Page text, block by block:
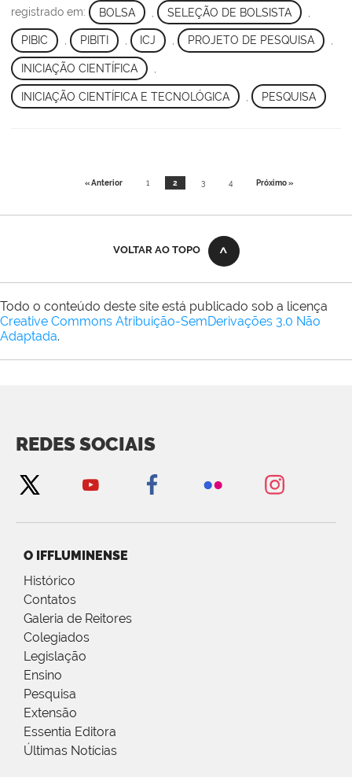
registrado em: BOLSA SELEÇÃO DE BOLSISTA
PIBIC , PIBITI , ICJ , PROJETO DE PESQUISA ,
INICIAÇÃO CIENTÍFICA
INICIAÇÃO CIENTÍFICA E TECNOLÓGICA PESQUISA
« Anterior 1 2 3 4 Próximo »
VOLTAR AO TOPO
Todo o conteúdo deste site está publicado sob a licença
Creative Commons Atribuição-SemDerivações 3.0 Não
Adaptada.
REDES SOCIAIS
O IFFLUMINENSE
Histórico
Contatos
Galeria de Reitores
Colegiados
Legislação
Ensino
Pesquisa
Extensão
Essentia Editora
Últimas Notícias